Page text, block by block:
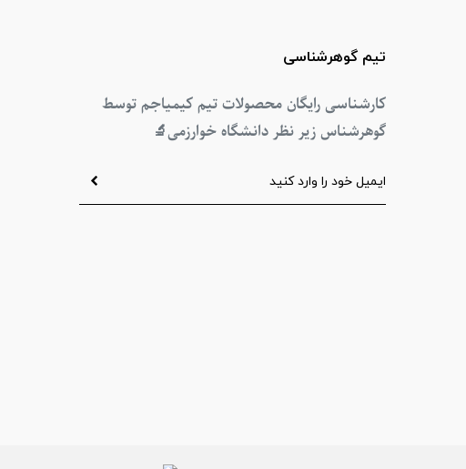
تیم گوهرشناسی
کارشناسی رایگان محصولات تیم کیمیاجم توسط
گوهرشناس زیر نظر دانشگاه خوارزمی🔬